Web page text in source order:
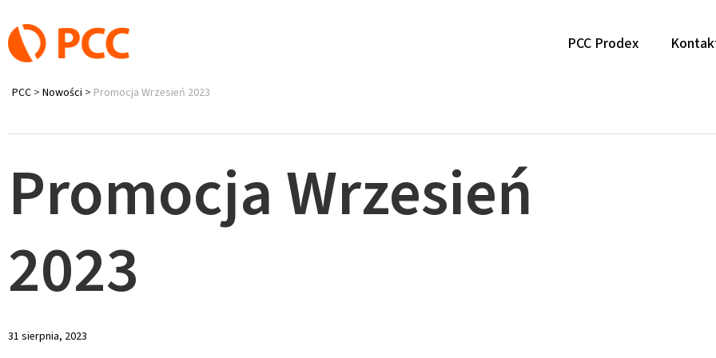
PCC Prodex
PCC > Nowości > Promocja Wrzesień 2023
Promocja Wrzesień
2023
31 sierpnia, 2023